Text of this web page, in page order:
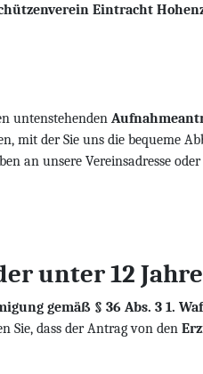
Eintracht
untenstehenden
mit der Sie uns die bequeme
an unsere Vereinsadresse
unter 12
gemäß § 36 Abs. 3 1.
Sie, dass der Antrag von den